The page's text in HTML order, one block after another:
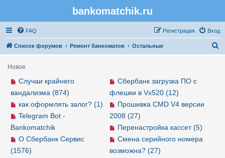
bankomatchik.ru
FAQ Вход
Регистрация
Список форумов Ремонт банкоматов Остальные
Новое
Сбербанк загрузка ПО с
флешки в Vx520 (12)
Прошивка CMD V4 версии
2008 (27)
Перенастройка кассет (5)
Смена серийного номера
возможна? (27)
Случаи крайнего
вандализма (874)
как оформлять залог? (1)
Telegram Bot -
Bankomatchik
О Сбербанк Сервис
(1576)